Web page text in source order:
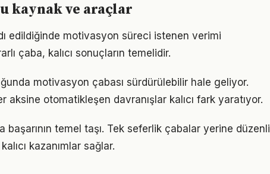
kaynak ve araçlar
edildiğinde motivasyon süreci istenen verimi
çaba, kalıcı sonuçların temelidir.
motivasyon çabası sürdürülebilir hale geliyor.
aksine otomatikleşen davranışlar kalıcı fark yaratıyor.
başarının temel taşı. Tek seferlik çabalar yerine düzenli
kazanımlar sağlar.